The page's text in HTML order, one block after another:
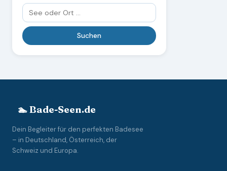
🏊 Bade-Seen.de
Dein Begleiter für den perfekten Badesee
– in Deutschland, Österreich, der
Schweiz und Europa.